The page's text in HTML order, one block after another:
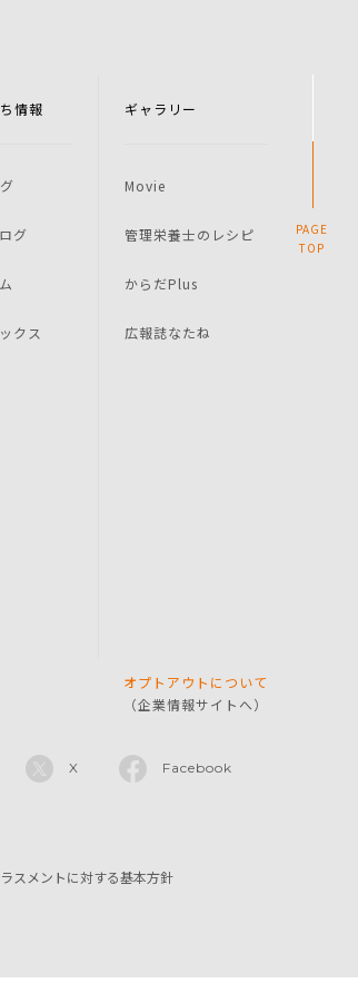
情報
グ
クス
ギャラリー
Movie
管理栄養士のレシピ
からだPlus
広報誌なたね
オプトアウトについて
（企業情報サイトへ）
スメントに対する基本方針
X Facebook
PAGE
TOP